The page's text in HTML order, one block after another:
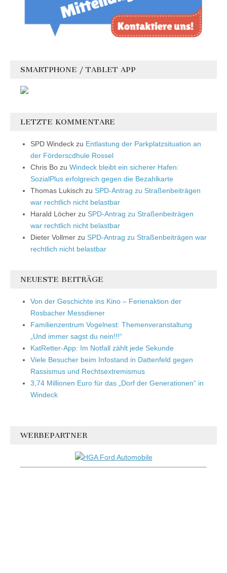
SMARTPHONE / TABLET APP
LETZTE KOMMENTARE
SPD Windeck zu Entlastung der Parkplatzsituation an
der Förderscdhule Rossel
Chris Bo zu Windeck bleibt ein sicherer Hafen:
SozialPlus erfolgreich gegen die Bezahlkarte
Thomas Lukisch zu SPD-Antrag zu Straßenbeiträgen
war rechtlich nicht belastbar
Harald Löcher zu SPD-Antrag zu Straßenbeiträgen
war rechtlich nicht belastbar
Dieter Vollmer zu SPD-Antrag zu Straßenbeiträgen war
rechtlich nicht belastbar
NEUESTE BEITRÄGE
Von der Geschichte ins Kino – Ferienaktion der
Rosbacher Messdiener
Familienzentrum Vogelnest: Themenveranstaltung
„Und immer sagst du nein!!!“
KatRetter-App: Im Notfall zählt jede Sekunde
Viele Besucher beim Infostand in Dattenfeld gegen
Rassismus und Rechtsextremismus
3,74 Millionen Euro für das „Dorf der Generationen“ in
Windeck
WERBEPARTNER